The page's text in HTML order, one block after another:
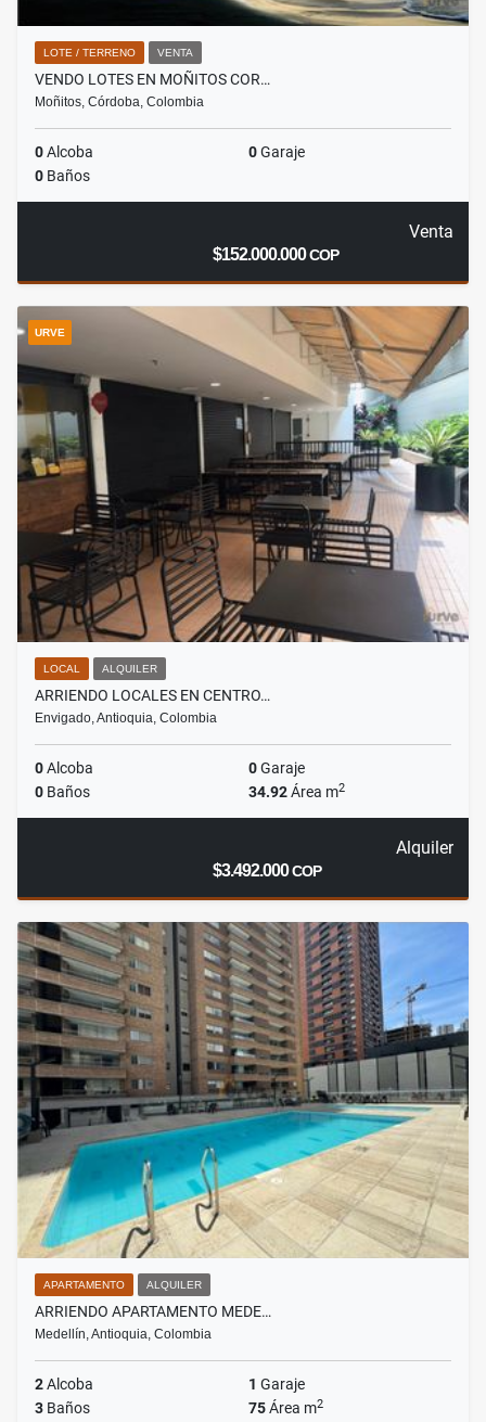
LOTE / TERRENO VENTA
VENDO LOTES EN MOÑITOS COR…
Moñitos, Córdoba, Colombia
0Alcoba 0Garaje
0 Baños
Venta
$152.000.000COP
URVE
LOCAL ALQUILER
ARRIENDO LOCALES EN CENTRO…
Envigado, Antioquia, Colombia
0Alcoba 0Garaje
0 Baños 34.92Área m2
Alquiler
$3.492.000COP
APARTAMENTO ALQUILER
ARRIENDO APARTAMENTO MEDE…
Medellín, Antioquia, Colombia
2Alcoba 1 Garaje
3 Baños 75Área m2